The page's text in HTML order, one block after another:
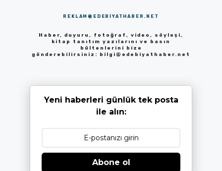
REKLAM@EDEBIYATHABER.NET
Haber, duyuru, fotoğraf, video, söyleşi,
kitap tanıtım yazılarını ve basın
bültenlerini bize
gönderebilirsiniz: bilgi@edebiyathaber.net
Yeni haberleri günlük tek posta
ile alın:
Abone ol